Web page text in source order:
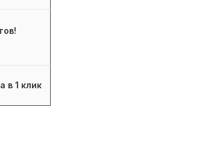
в 1 клик